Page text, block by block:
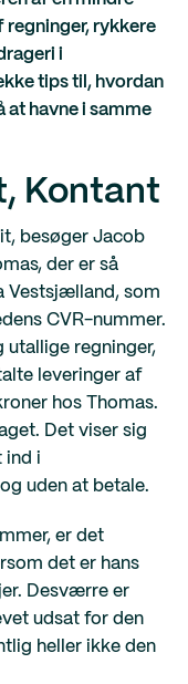
regninger, rykkere
i
tips til, hvordan
at havne i samme
Kontant
besøger Jacob
der er så
Vestsjælland, som
CVR-nummer.
utallige regninger,
leveringer af
hos Thomas.
Det viser sig
ind i
uden at betale.
er det
det er hans
Desværre er
udsat for den
heller ikke den